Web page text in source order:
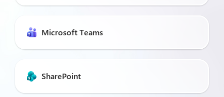
Microsoft Teams
SharePoint